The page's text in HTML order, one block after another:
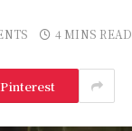
4 MINS READ
Pinterest